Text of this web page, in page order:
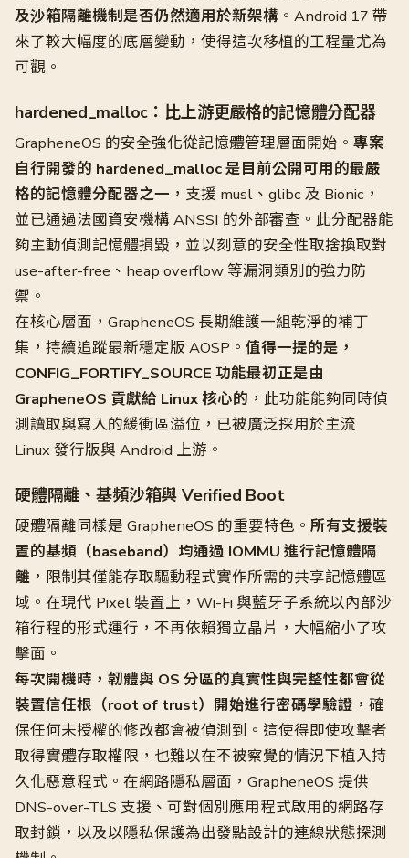
及沙箱隔離機制是否仍然適用於新架構 。Android 17 帶
來了較大幅度的底層變動，使得這次移植的工程量尤為
可觀。
hardened_malloc：比上游更嚴格的記憶體分配器
GrapheneOS 的安全強化從記憶體管理層面開始。 專案
自行開發的 hardened_malloc 是目前公開可用的最嚴
格的記憶體分配器之一 ，支援 musl、glibc 及 Bionic，
並已通過法國資安機構 ANSSI 的外部審查。此分配器能
夠主動偵測記憶體損毀，並以刻意的安全性取捨換取對
use-after-free、heap overflow 等漏洞類別的強力防
禦。
在核心層面，GrapheneOS 長期維護一組乾淨的補丁
集，持續追蹤最新穩定版 AOSP。 值得一提的是，
CONFIG_FORTIFY_SOURCE 功能最初正是由
GrapheneOS 貢獻給 Linux 核心的 ，此功能能夠同時偵
測讀取與寫入的緩衝區溢位，已被廣泛採用於主流
Linux 發行版與 Android 上游。
硬體隔離、基頻沙箱與 Verified Boot
硬體隔離同樣是 GrapheneOS 的重要特色。 所有支援裝
置的基頻（baseband）均通過 IOMMU 進行記憶體隔
離 ，限制其僅能存取驅動程式實作所需的共享記憶體區
域。在現代 Pixel 裝置上，Wi-Fi 與藍牙子系統以內部沙
箱行程的形式運行，不再依賴獨立晶片，大幅縮小了攻
擊面。
每次開機時，韌體與 OS 分區的真實性與完整性都會從
裝置信任根（root of trust）開始進行密碼學驗證 ，確
保任何未授權的修改都會被偵測到。這使得即使攻擊者
取得實體存取權限，也難以在不被察覺的情況下植入持
久化惡意程式。在網路隱私層面，GrapheneOS 提供
DNS-over-TLS 支援、可對個別應用程式啟用的網路存
取封鎖，以及以隱私保護為出發點設計的連線狀態探測